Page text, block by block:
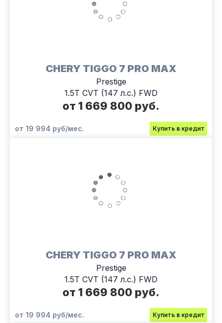
CHERY TIGGO 7 PRO MAX
Prestige
1.5T CVT (147 л.с.) FWD
от 1 669 800 руб.
от 19 994 руб/мес. Купить в кредит
CHERY TIGGO 7 PRO MAX
Prestige
1.5T CVT (147 л.с.) FWD
от 1 669 800 руб.
от 19 994 руб/мес. Купить в кредит